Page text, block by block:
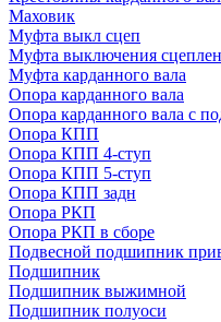
Маховик
Муфта выкл сцеп
Муфта выключения
Муфта карданного вала
Опора карданного вала
Опора карданного вала с
Опора КПП
Опора КПП 4-ступ
Опора КПП 5-ступ
Опора КПП задн
Опора РКП
Опора РКП в сборе
Подвесной подшипник
Подшипник
Подшипник выжимной
Подшипник полуоси